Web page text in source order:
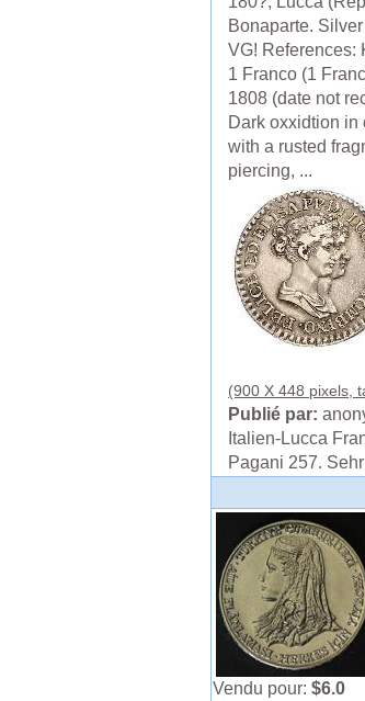
Bonaparte.
VG! References:
1 Franco (1
1808 (date not
Dark oxxidtion in
with a rusted
piercing, ...
(900 X 448 pixels,
Publié par:
Italien-Lucca
Pagani 257.
Vendu pour: $6.0